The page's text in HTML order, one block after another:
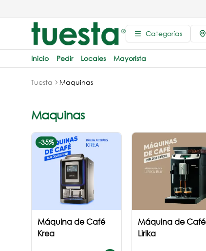
Categorías
Inicio Pedir Locales Mayorista
Tuesta Maquinas
Maquinas
-35%
Máquina de Café
Krea
Máquina de Café
Lirika